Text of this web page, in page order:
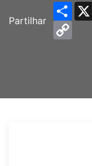
Partilhar